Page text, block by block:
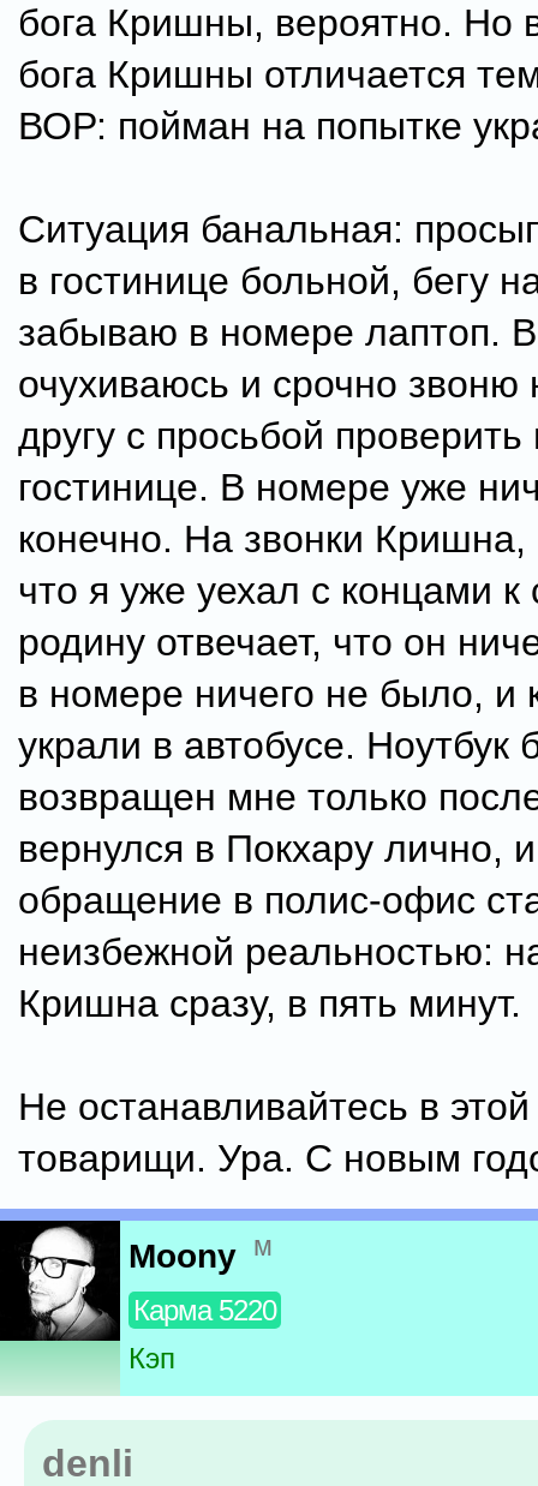
бога Кришны, вероятно. Но
бога Кришны отличается
ВОР: пойман на попытке
Ситуация банальная:
в гостинице больной, бегу
забываю в номере лаптоп. В
очухиваюсь и срочно звоню
другу с просьбой
гостинице. В номере уже
конечно. На звонки
что я уже уехал с концами к
родину отвечает, что он
в номере ничего не было, и
украли в автобусе. Ноутбук
возвращен мне только
вернулся в Покхару лично,
обращение в полис-офис
неизбежной реальностью:
Кришна сразу, в пять минут.
Не останавливайтесь в этой
товарищи. Ура. С новым
Moony м
Карма 5220
Кэп
denli